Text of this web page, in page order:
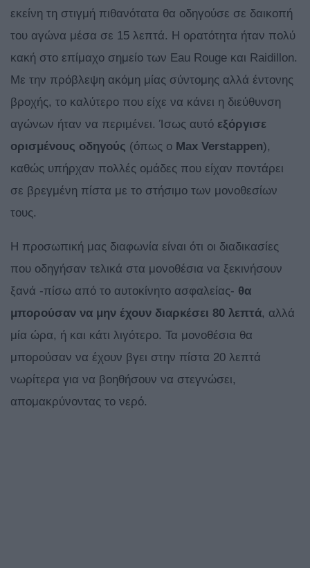
εκείνη τη στιγμή πιθανότατα θα οδηγούσε σε δαικοπή
του αγώνα μέσα σε 15 λεπτά. Η ορατότητα ήταν πολύ
κακή στο επίμαχο σημείο των Eau Rouge και Raidillon.
Με την πρόβλεψη ακόμη μίας σύντομης αλλά έντονης
βροχής, το καλύτερο που είχε να κάνει η διεύθυνση
αγώνων ήταν να περιμένει. Ίσως αυτό εξόργισε
ορισμένους οδηγούς (όπως ο Max Verstappen),
καθώς υπήρχαν πολλές ομάδες που είχαν ποντάρει
σε βρεγμένη πίστα με το στήσιμο των μονοθεσίων
τους.
Η προσωπική μας διαφωνία είναι ότι οι διαδικασίες
που οδηγήσαν τελικά στα μονοθέσια να ξεκινήσουν
ξανά -πίσω από το αυτοκίνητο ασφαλείας- θα
μπορούσαν να μην έχουν διαρκέσει 80 λεπτά, αλλά
μία ώρα, ή και κάτι λιγότερο. Τα μονοθέσια θα
μπορούσαν να έχουν βγει στην πίστα 20 λεπτά
νωρίτερα για να βοηθήσουν να στεγνώσει,
απομακρύνοντας το νερό.